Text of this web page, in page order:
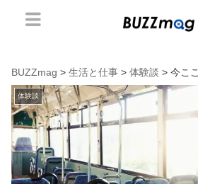
BUZZmag > 生活と仕事 > 体験談 > 今ここ
体験談